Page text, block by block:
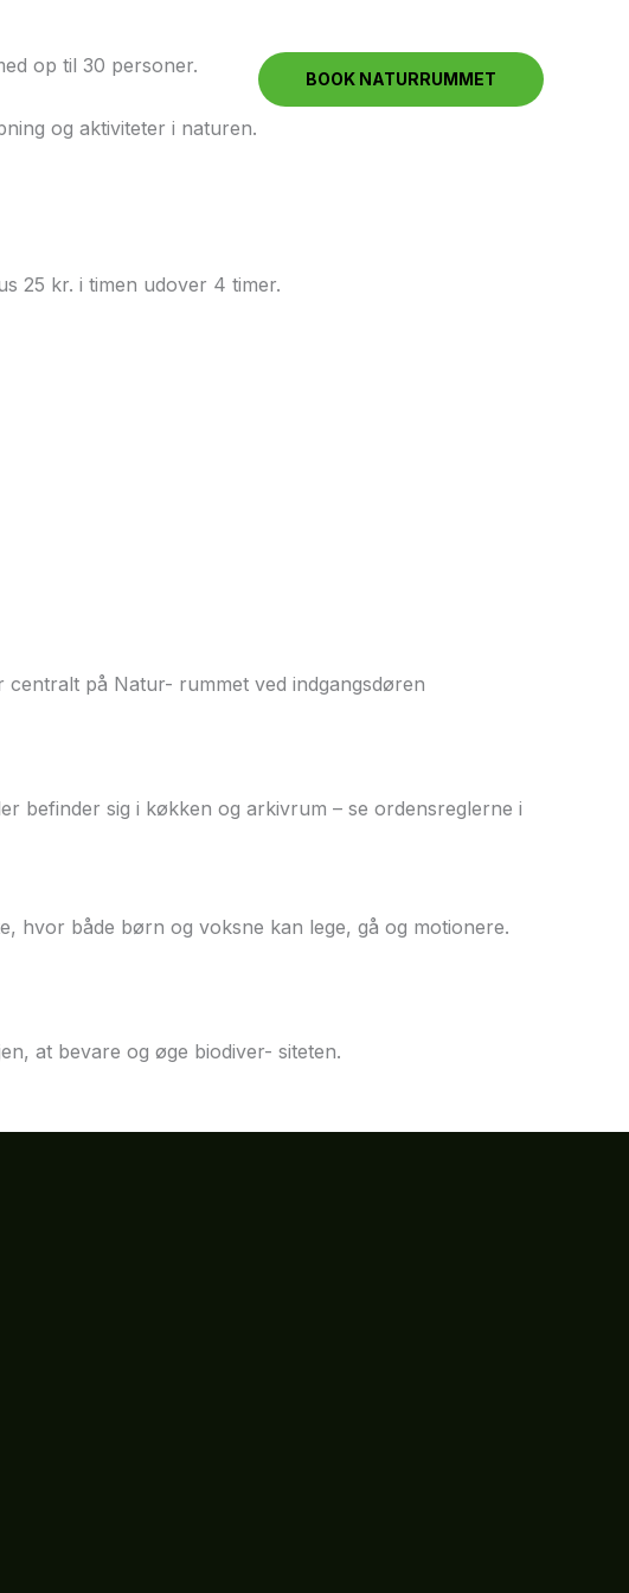
Kontakt BOOK NATURRUMMET
op til 30 personer.
og aktiviteter i naturen.
25 kr. i timen udover 4 timer.
på Natur- rummet ved indgangsdøren
befinder sig i køkken og arkivrum – se ordensreglerne i
hvor både børn og voksne kan lege, gå og motionere.
at bevare og øge biodiver- siteten.